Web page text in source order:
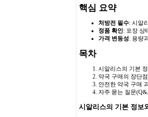
핵심 요약
처방전 필수: 시알
정품 확인: 포장 상
가격 변동성: 용량
목차
시알리스의 기본
약국 구매의 장단
안전한 약국 구매
자주 묻는 질문
시알리스의 기본 정보